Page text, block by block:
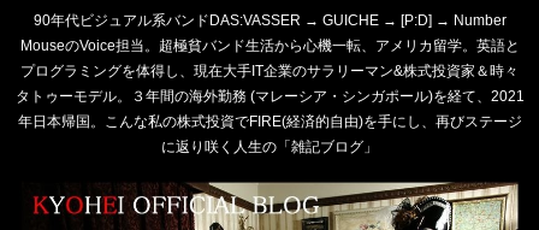
90年代ビジュアル系バンドDAS:VASSER → GUICHE → [P:D] → Number
MouseのVoice担当。超極貧バンド生活から心機一転、アメリカ留学。英語と
プログラミングを体得し、現在大手IT企業のサラリーマン&株式投資家＆時々
タトゥーモデル。３年間の海外勤務 (マレーシア・シンガポール)を経て、2021
年日本帰国。こんな私の株式投資でFIRE(経済的自由)を手にし、再びステージ
に返り咲く人生の「雑記ブログ」